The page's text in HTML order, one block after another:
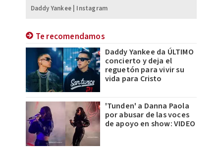
Daddy Yankee | Instagram
Te recomendamos
Daddy Yankee da ÚLTIMO
concierto y deja el
reguetón para vivir su
vida para Cristo
'Tunden' a Danna Paola
por abusar de las voces
de apoyo en show: VIDEO